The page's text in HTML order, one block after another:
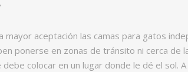
mayor aceptación las camas para gatos
ponerse en zonas de tránsito ni cerca
colocar en un lugar donde le dé el sol.